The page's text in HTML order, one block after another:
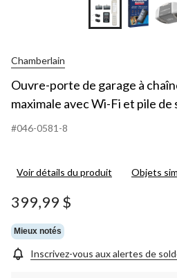
Chamberlain
Ouvre-porte de garage à
maximale avec Wi-Fi et pile de
#046-0581-8
Voir détails du produit Objets
399,99 $
Mieux notés
Inscrivez-vous aux alertes de